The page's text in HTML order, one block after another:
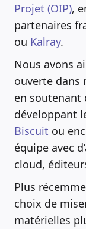
Projet (OIP),
partenaires
ou Kalray.
Nous avons
ouverte dans
en soutenant
développant
Biscuit ou
équipe avec
cloud,
Plus
choix de
matérielles